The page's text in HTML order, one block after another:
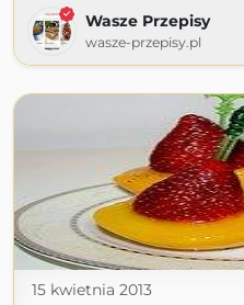
Wasze Przepisy
wasze-przepisy.pl
15 kwietnia 2013